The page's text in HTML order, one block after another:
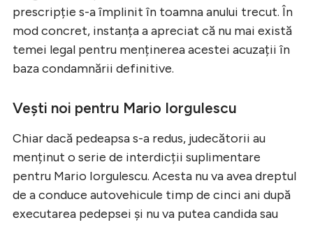
prescripție s-a împlinit în toamna anului trecut. În
mod concret, instanța a apreciat că nu mai există
temei legal pentru menținerea acestei acuzații în
baza condamnării definitive.
Vești noi pentru Mario Iorgulescu
Chiar dacă pedeapsa s-a redus, judecătorii au
menținut o serie de interdicții suplimentare
pentru Mario Iorgulescu. Acesta nu va avea dreptul
de a conduce autovehicule timp de cinci ani după
executarea pedepsei și nu va putea candida sau